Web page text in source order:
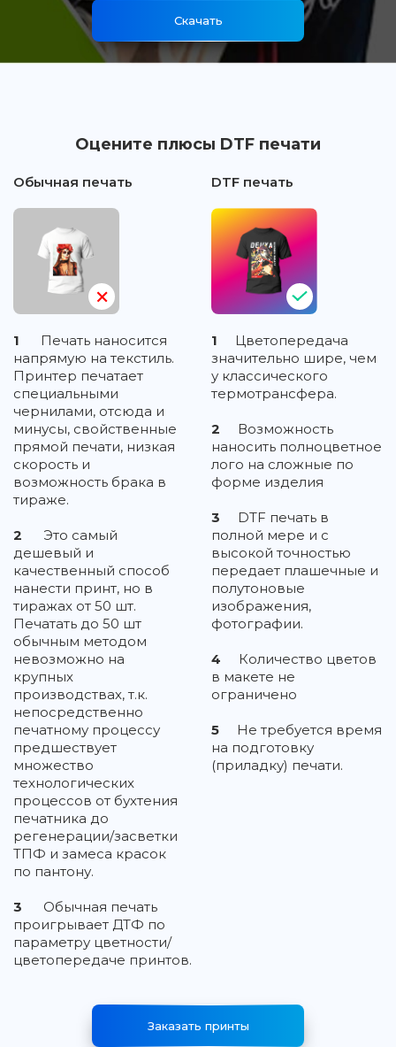
Скачать
Оцените плюсы DTF печати
Обычная печать
1
Печать наносится
напрямую на текстиль.
Принтер печатает
специальными
чернилами, отсюда и
минусы, свойственные
прямой печати, низкая
скорость и
возможность брака в
тираже.
2
Это самый
дешевый и
качественный способ
нанести принт, но в
тиражах от 50 шт.
Печатать до 50 шт
обычным методом
невозможно на
крупных
производствах, т.к.
непосредственно
печатному процессу
предшествует
множество
технологических
процессов от бухтения
печатника до
регенерации/засветки
ТПФ и замеса красок
по пантону.
3
Обычная печать
проигрывает ДТФ по
параметру цветности/
цветопередаче принтов.
DTF печать
1
Цветопередача
значительно шире, чем
у классического
термотрансфера.
2
Возможность
наносить полноцветное
лого на сложные по
форме изделия
3
DTF печать в
полной мере и с
высокой точностью
передает плашечные и
полутоновые
изображения,
фотографии.
4
Количество цветов
в макете не
ограничено
5
Не требуется время
на подготовку
(приладку) печати.
Заказать принты